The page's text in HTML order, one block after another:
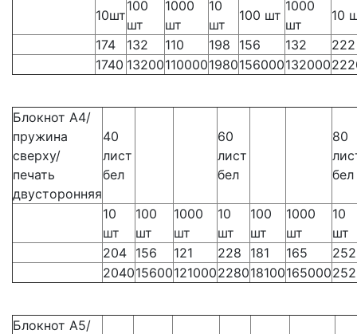
10шт
100
шт
1000
шт
10
шт
100 шт
1000
шт
10
174
132 110 198 156 132
222
1740 132001100001980156000132000
Блокнот А4/
пружина
сверху/
печать
двусторонняя
40
лист
бел
60
лист
бел
80
бел
10
шт
100
шт
1000
шт
10
шт
100
шт
1000
шт
10
шт
204 156 121 228 181 165
252
204015600121000228018100165000
Блокнот А5/